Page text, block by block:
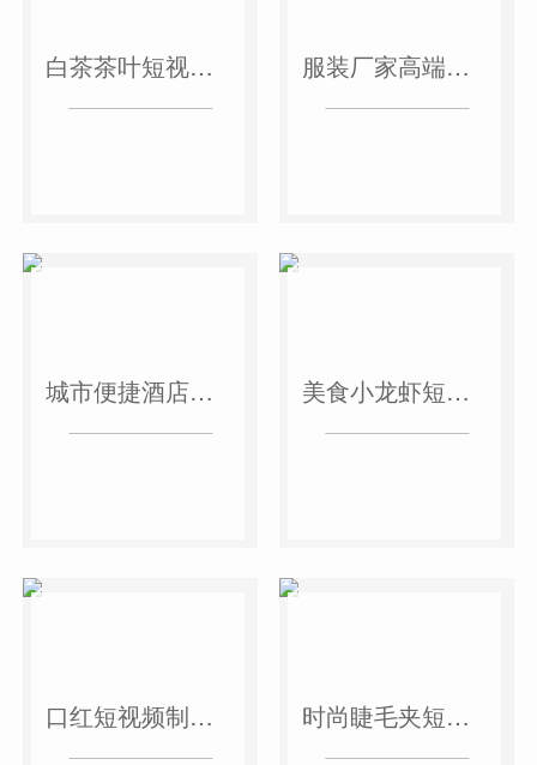
白茶茶叶短视频作品 服装厂家高端短视频作品
城市便捷酒店短视频案例 美食小龙虾短视频案例
口红短视频制作案例 时尚睫毛夹短视频案例